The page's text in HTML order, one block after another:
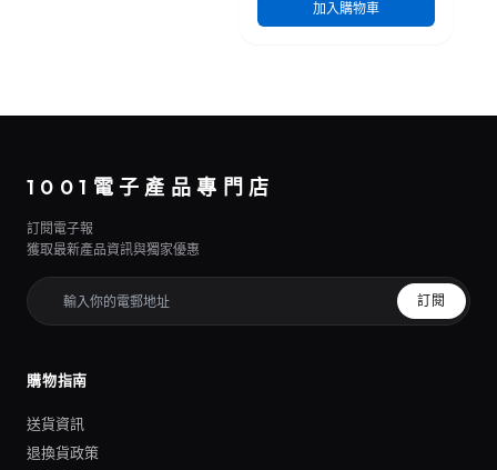
加入購物車
1001電子產品專門店
訂閱電子報
獲取最新產品資訊與獨家優惠
訂閱
購物指南
送貨資訊
退換貨政策